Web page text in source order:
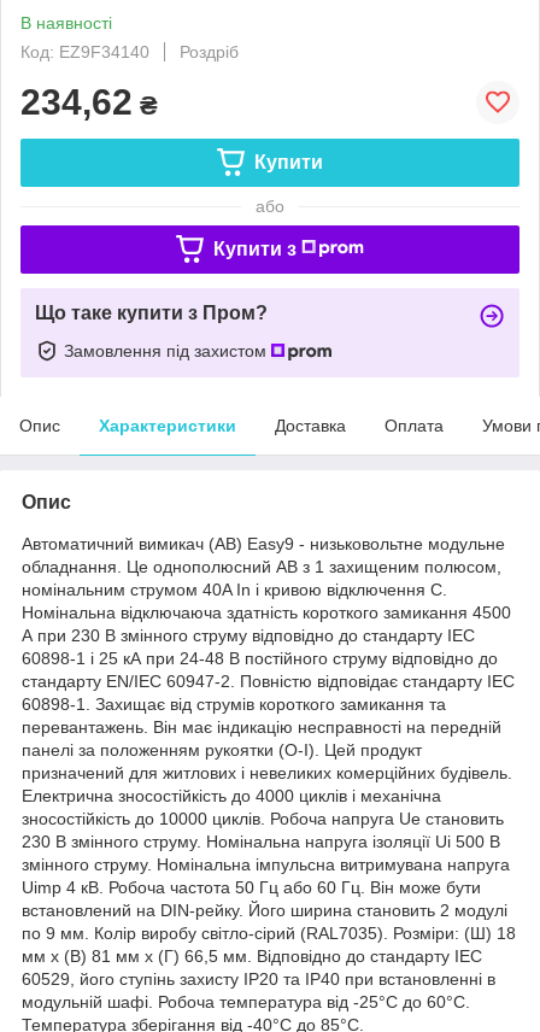
В наявності
Код: EZ9F34140
Роздріб
234,62 ₴
Купити
або
Купити з
Що таке купити з Пром?
Замовлення під захистом
Опис Характеристики Доставка Оплата Умови
Опис
Автоматичний вимикач (АВ) Easy9 - низьковольтне модульне
обладнання. Це однополюсний АВ з 1 захищеним полюсом,
номінальним струмом 40A In і кривою відключення C.
Номінальна відключаюча здатність короткого замикання 4500
А при 230 В змінного струму відповідно до стандарту IEC
60898-1 і 25 кА при 24-48 В постійного струму відповідно до
стандарту EN/IEC 60947-2. Повністю відповідає стандарту IEC
60898-1. Захищає від струмів короткого замикання та
перевантажень. Він має індикацію несправності на передній
панелі за положенням рукоятки (O-I). Цей продукт
призначений для житлових і невеликих комерційних будівель.
Електрична зносостійкість до 4000 циклів і механічна
зносостійкість до 10000 циклів. Робоча напруга Ue становить
230 В змінного струму. Номінальна напруга ізоляції Ui 500 В
змінного струму. Номінальна імпульсна витримувана напруга
Uimp 4 кВ. Робоча частота 50 Гц або 60 Гц. Він може бути
встановлений на DIN-рейку. Його ширина становить 2 модулі
по 9 мм. Колір виробу світло-сірий (RAL7035). Розміри: (Ш) 18
мм x (В) 81 мм x (Г) 66,5 мм. Відповідно до стандарту IEC
60529, його ступінь захисту IP20 та IP40 при встановленні в
модульній шафі. Робоча температура від -25°C до 60°C.
Температура зберігання від -40°C до 85°C.